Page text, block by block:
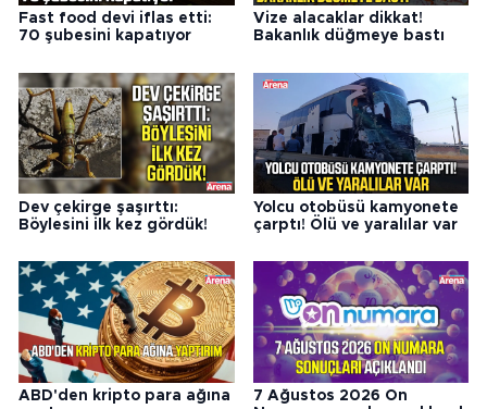
Fast food devi iflas etti:
70 şubesini kapatıyor
Vize alacaklar dikkat!
Bakanlık düğmeye bastı
Dev çekirge şaşırttı:
Böylesini ilk kez gördük!
Yolcu otobüsü kamyonete
çarptı! Ölü ve yaralılar var
ABD'den kripto para ağına
7 Ağustos 2026 On